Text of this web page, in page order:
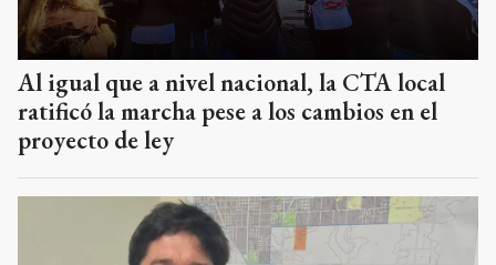
Al igual que a nivel nacional, la CTA local
ratificó la marcha pese a los cambios en el
proyecto de ley